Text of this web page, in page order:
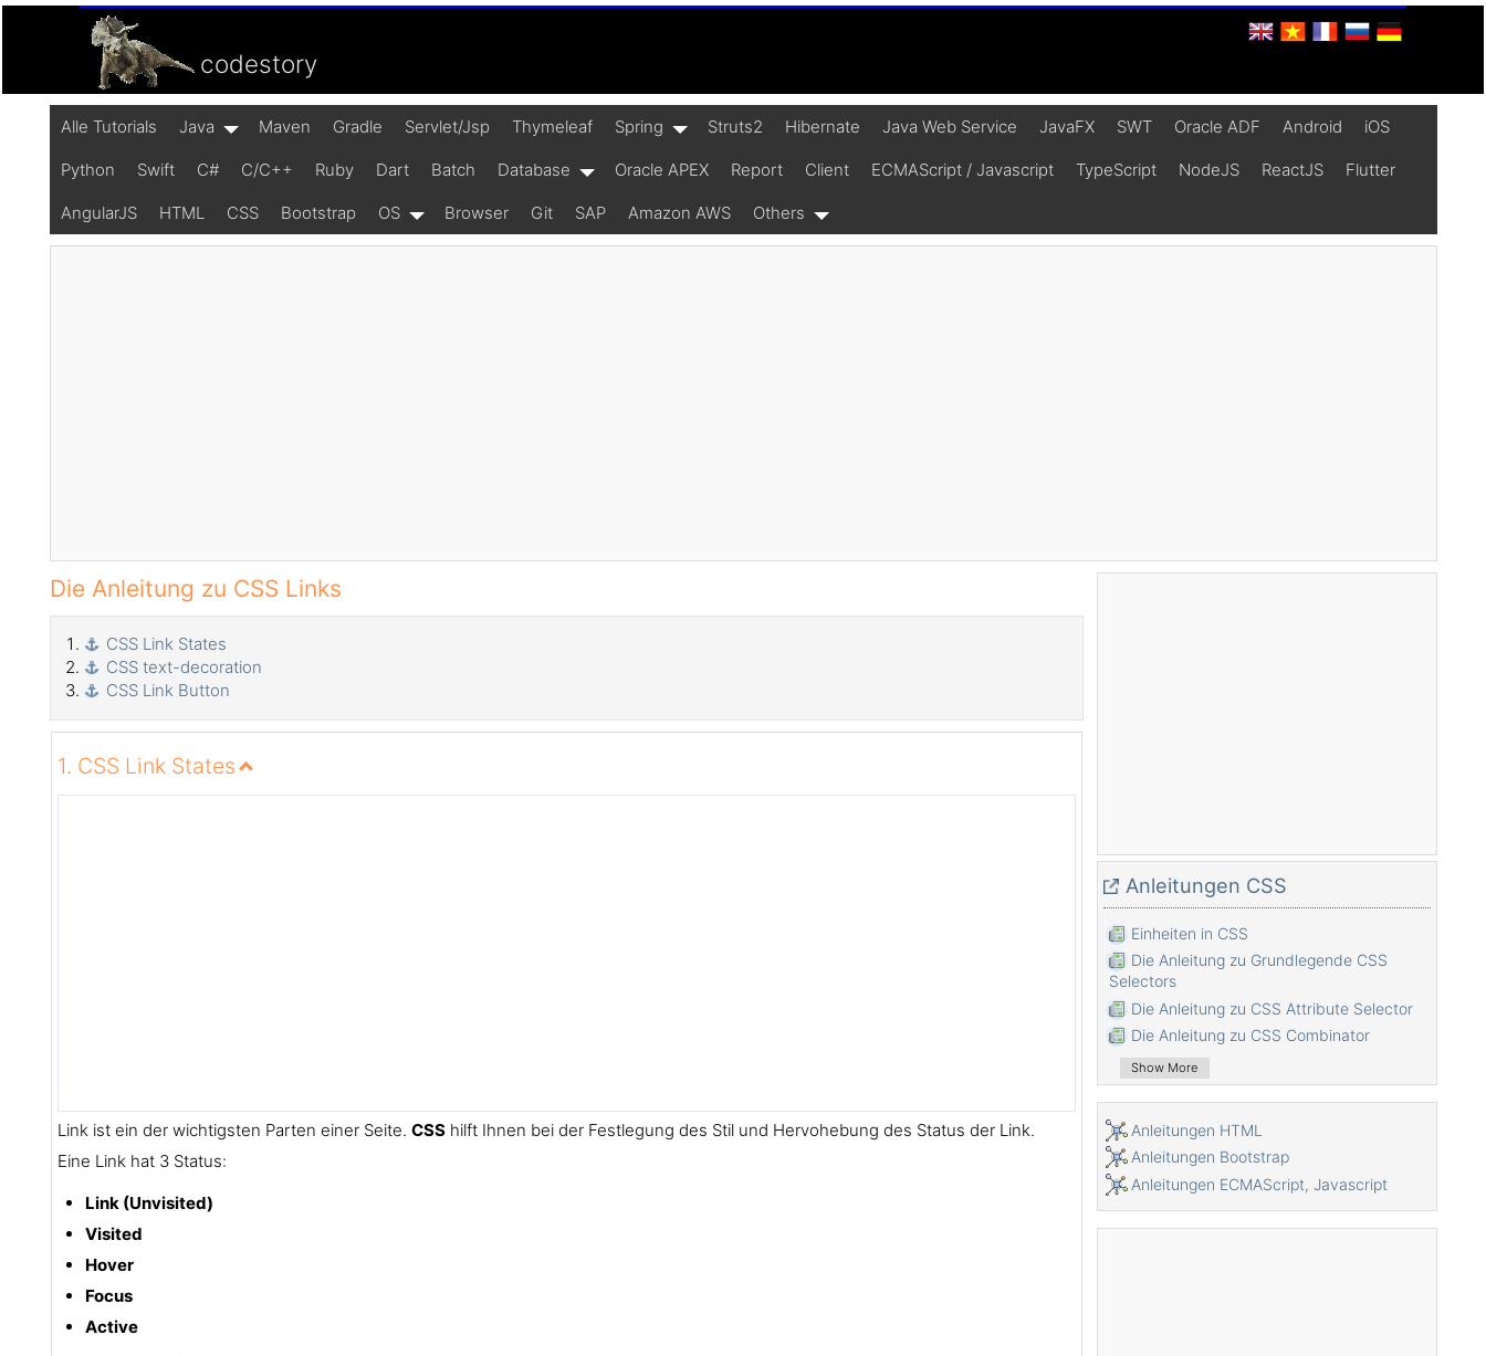
codestory
Alle Tutorials Java Maven Gradle Servlet/Jsp Thymeleaf Spring Struts2 Hibernate Java Web Service JavaFX SWT Oracle ADF Android iOS
Python Swift C# C/C++ Ruby Dart Batch Database Oracle APEX Report Client ECMAScript / Javascript TypeScript NodeJS ReactJS Flutter
AngularJS HTML CSS Bootstrap OS Browser Git SAP Amazon AWS Others
Die Anleitung zu CSS Links
CSS Link States
CSS text-decoration
CSS Link Button
1. CSS Link States
Link ist ein der wichtigsten Parten einer Seite. CSShilft Ihnen bei der Festlegung des Stil und Hervohebung des Status der Link.
Eine Link hat 3 Status:
Link (Unvisited)
Visited
Hover
Focus
Active
Anleitungen CSS
Einheiten in CSS
Die Anleitung zu Grundlegende CSS
Selectors
Die Anleitung zu CSS Attribute Selector
Die Anleitung zu CSS Combinator
Selectors
Die Anleitung zu CSS Backgrounds
Die Anleitung zu CSS Padding
Die Anleitung zu CSS Margins
Die Anleitung zu CSS Borders
Show More
Anleitungen HTML
Anleitungen Bootstrap
Anleitungen ECMAScript, Javascript